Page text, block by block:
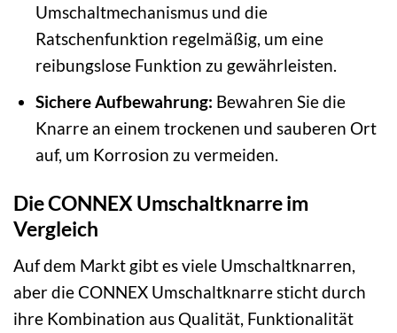
Umschaltmechanismus und die
Ratschenfunktion regelmäßig, um eine
reibungslose Funktion zu gewährleisten.
Sichere Aufbewahrung: Bewahren Sie die
Knarre an einem trockenen und sauberen Ort
auf, um Korrosion zu vermeiden.
Die CONNEX Umschaltknarre im
Vergleich
Auf dem Markt gibt es viele Umschaltknarren,
aber die CONNEX Umschaltknarre sticht durch
ihre Kombination aus Qualität, Funktionalität